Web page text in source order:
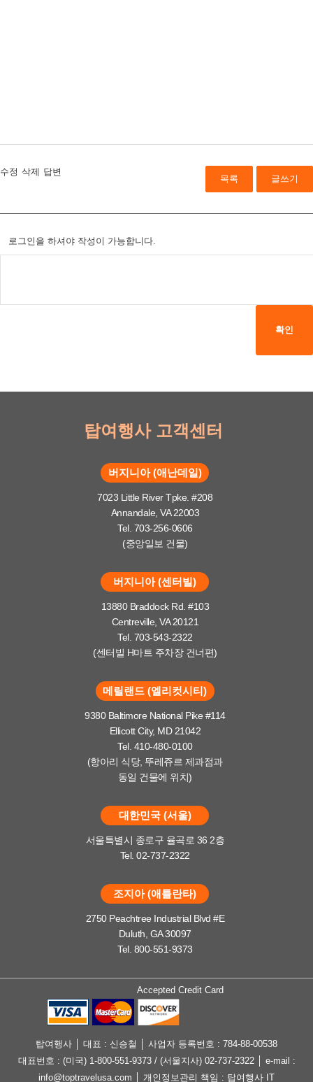
수정 삭제 답변
목록 글쓰기
로그인을 하셔야 작성이 가능합니다.
확인
탑여행사 고객센터
버지니아 (애난데일)
7023 Little River Tpke. #208
Annandale, VA 22003
Tel. 703-256-0606
(중앙일보 건물)
버지니아 (센터빌)
13880 Braddock Rd. #103
Centreville, VA 20121
Tel. 703-543-2322
(센터빌 H마트 주차장 건너편)
메릴랜드 (엘리컷시티)
9380 Baltimore National Pike #114
Ellicott City, MD 21042
Tel. 410-480-0100
(항아리 식당, 뚜레쥬르 제과점과
동일 건물에 위치)
대한민국 (서울)
서울특별시 종로구 율곡로 36 2층
Tel. 02-737-2322
조지아 (애틀란타)
2750 Peachtree Industrial Blvd #E
Duluth, GA 30097
Tel. 800-551-9373
Accepted Credit Card
탑여행사 │ 대표 : 신승철 │ 사업자 등록번호 : 784-88-00538
대표번호 : (미국) 1-800-551-9373 / (서울지사) 02-737-2322 │ e-mail :
info@toptravelusa.com │ 개인정보관리 책임 : 탑여행사 IT